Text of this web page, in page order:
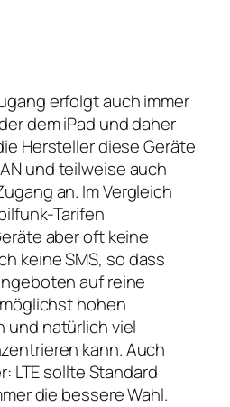
erfolgt auch immer
dem iPad und daher
Hersteller diese Geräte
und teilweise auch
an. Im Vergleich
Tarifen
aber oft keine
keine SMS, so dass
auf reine
hohen
und natürlich viel
kann. Auch
LTE sollte Standard
die bessere Wahl.